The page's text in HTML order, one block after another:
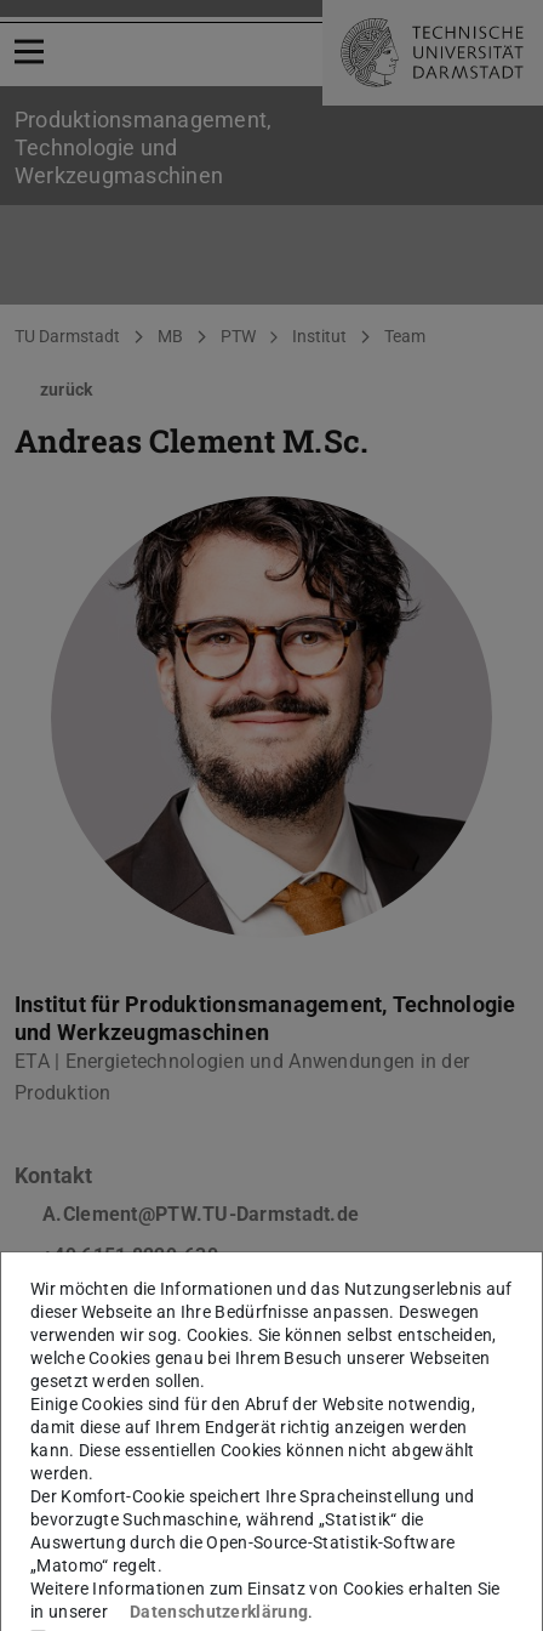
Menü öffnen
Produktionsmanagement,
Technologie und
Werkzeugmaschinen
Sie befinden sich hier:
TU Darmstadt MB PTW Institut Team
zurück
Andreas ClementM.Sc.
Institut für Produktionsmanagement, Technologie
und Werkzeugmaschinen
ETA | Energietechnologien und Anwendungen in der
Produktion
Kontakt
A.Clement@PTW.TU-Darmstadt.de
+49 6151 8229-630
+49 6151 8229-675
L6|03 (ETA-Fabrik) 103
Eugen-Kogon-Straße 4
64287Darmstadt
Links
Klimaneutrale Produktion | ETA-Fabrik
Network
Wir möchten die Informationen und das Nutzungserlebnis auf
dieser Webseite an Ihre Bedürfnisse anpassen. Deswegen
verwenden wir sog. Cookies. Sie können selbst entscheiden,
welche Cookies genau bei Ihrem Besuch unserer Webseiten
gesetzt werden sollen.
Einige Cookies sind für den Abruf der Website notwendig,
damit diese auf Ihrem Endgerät richtig anzeigen werden
kann. Diese essentiellen Cookies können nicht abgewählt
werden.
Der Komfort-Cookie speichert Ihre Spracheinstellung und
bevorzugte Suchmaschine, während „Statistik“ die
Auswertung durch die Open-Source-Statistik-Software
„Matomo“ regelt.
Weitere Informationen zum Einsatz von Cookies erhalten Sie
in unserer
Datenschutzerklärung.